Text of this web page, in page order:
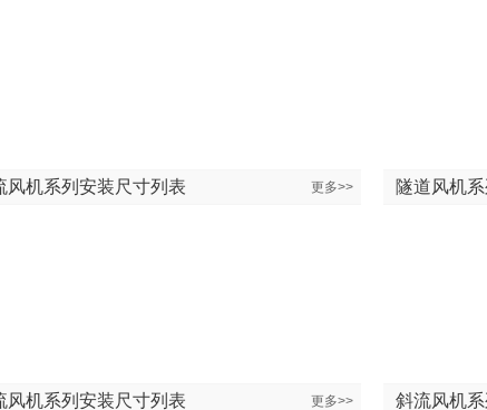
更多>>
风机系列安装尺寸列表 隧道风机
更多>>
风机系列安装尺寸列表 斜流风机